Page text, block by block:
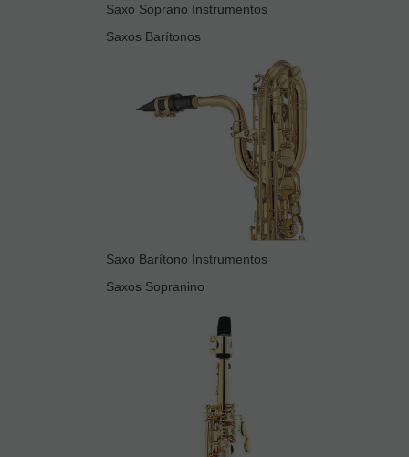
Saxo Soprano Instrumentos
Saxos Barítonos
Saxo Barítono Instrumentos
Saxos Sopranino